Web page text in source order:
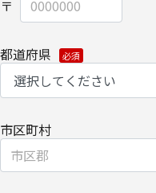
都道府県
市区町村